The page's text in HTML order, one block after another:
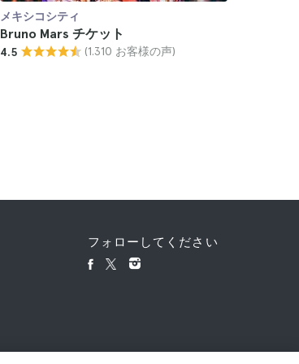
メキシコシティ
Bruno Mars チケット
4.5 (1.310 お客様の声)
フォローしてください